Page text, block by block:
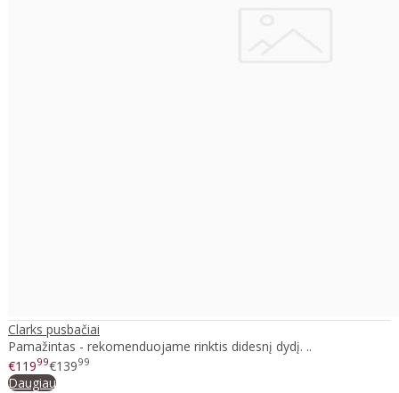
Clarks pusbačiai
Pamažintas - rekomenduojame rinktis didesnį dydį. ..
€11999€13999
Daugiau